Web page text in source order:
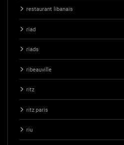
restaurant libanais
riad
riads
ribeauville
ritz
ritz paris
riu